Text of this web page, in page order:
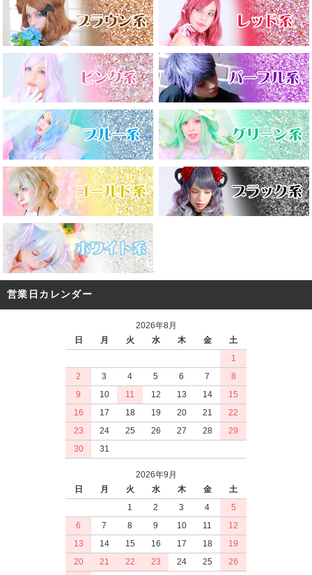
営業日カレンダー
2026年8月
日
月 火 水 木 金
土
1
2
3 4 5 6 7
8
9
10 11 12 13 14
15
16
17 18 19 20 21
22
23
24 25 26 27 28
29
30
31
2026年9月
日
月 火 水 木 金
土
1
2 3 4
5
6
7 8 9 10 11
12
13
14 15 16 17 18
19
20
21 22 23 24 25
26